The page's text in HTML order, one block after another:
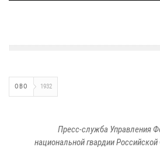
ОВО 1932
Пресс-служба Управления
национальной гвардии